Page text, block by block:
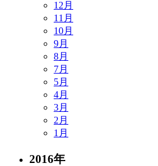
12月
11月
10月
9月
8月
7月
5月
4月
3月
2月
1月
2016年